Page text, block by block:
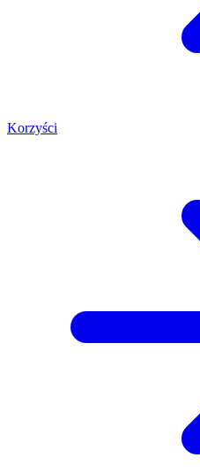
Korzyści